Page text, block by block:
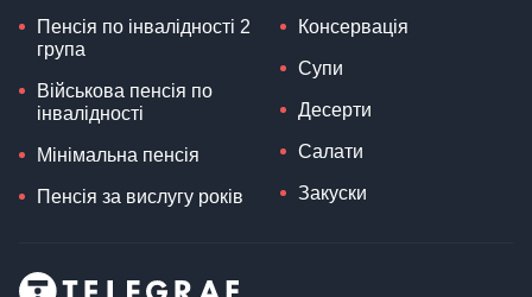
Пенсія по інвалідності 2
група
Військова пенсія по
інвалідності
Мінімальна пенсія
Пенсія за вислугу років
Консервація
Супи
Десерти
Салати
Закуски